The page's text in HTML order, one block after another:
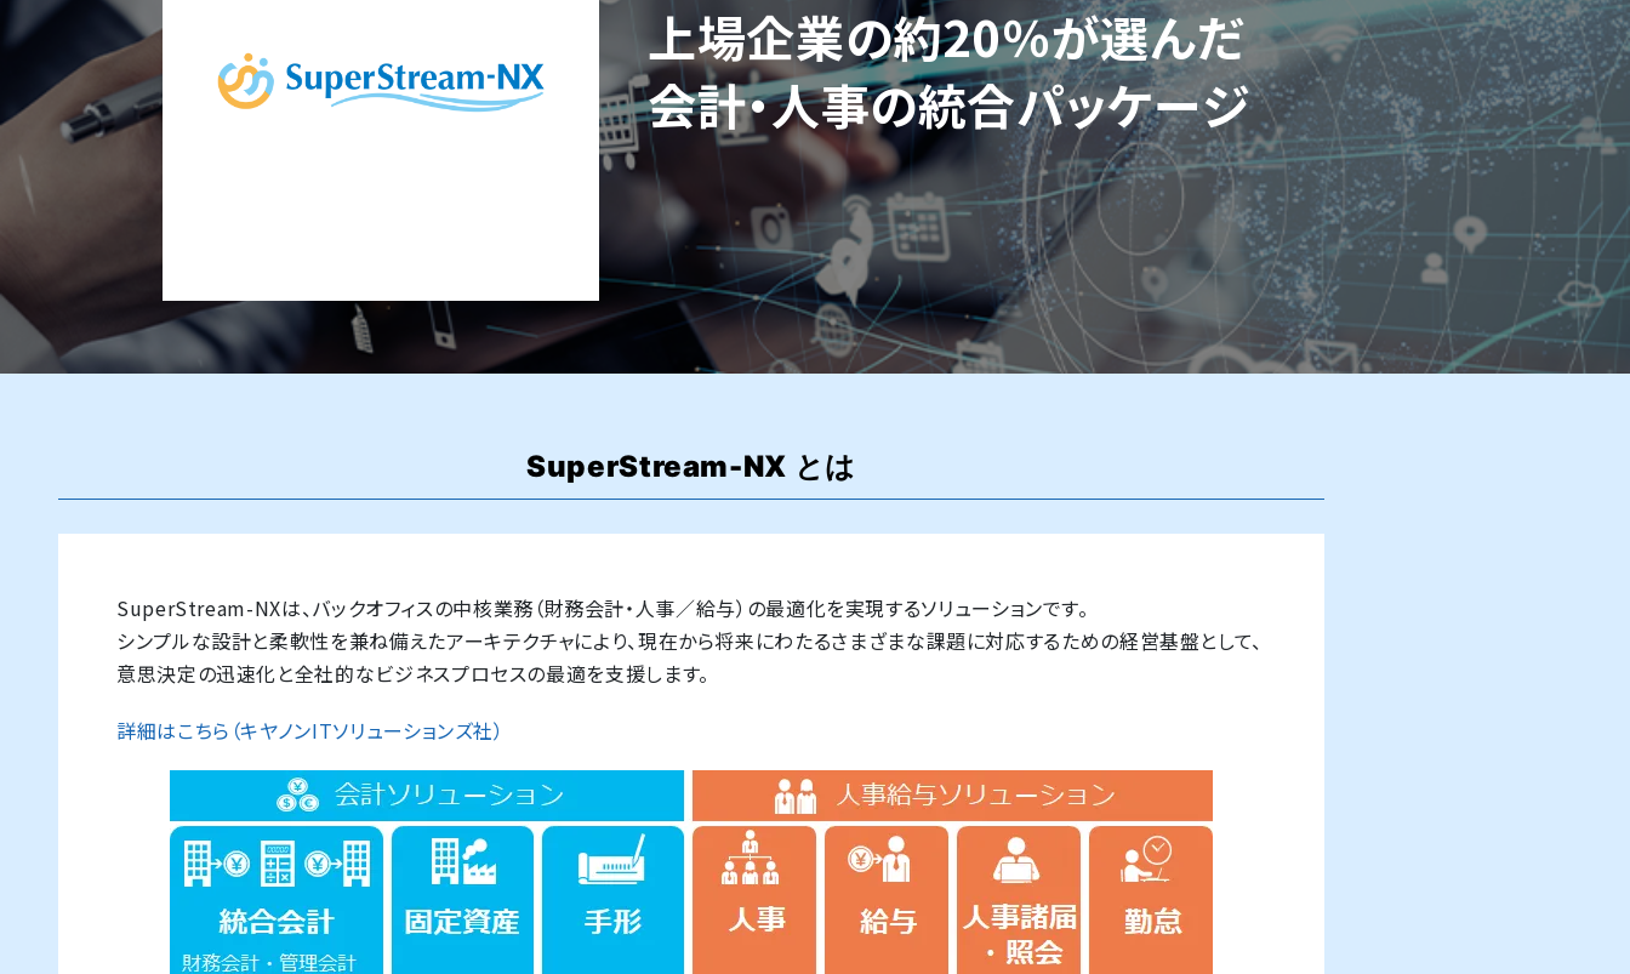
上場企業の約20％が選んだ
会計・人事の統合パッケージ
SuperStream-NX とは
SuperStream-NXは、バックオフィスの中核業務（財務会計・人事／給与）の最適化を実現するソリューションです。
シンプルな設計と柔軟性を兼ね備えたアーキテクチャにより、現在から将来にわたるさまざまな課題に対応するための経営基盤として、
意思決定の迅速化と全社的なビジネスプロセスの最適を支援します。
詳細はこちら（キヤノンITソリューションズ社）